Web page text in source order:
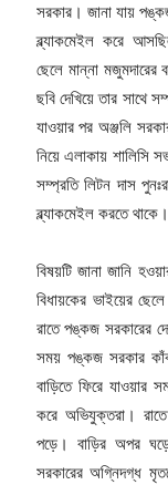
সরকার। জানা যায়
ব্ল্যাকমেইল করে
ছেলে মান্না
ছবি দেখিয়ে তার সাথে
যাওয়ার পর অঞ্জলি
নিয়ে এলাকায় শালিসি
সম্প্রতি লিটন দাস
ব্ল্যাকমেইল করতে থাকে।
বিষয়টি জানা জানি
বিধায়কের ভাইয়ের
রাতে পঙ্কজ সরকারের
সময় পঙ্কজ সরকার
বাড়িতে ফিরে যাওয়ার
করে অভিযুক্তরা।
পড়ে। বাড়ির অপর
সরকারের অগ্নিদগ্ধ